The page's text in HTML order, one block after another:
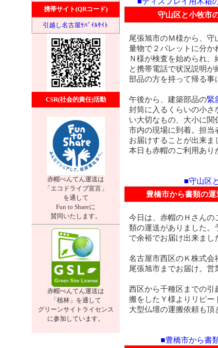
携帯サイト(QRコード)
引越し名古屋ﾓﾊﾞｲﾙｻｲﾄ
CSR(社会的責任)活動
赤帽べんてん運送は
「エコドライブ宣言」
を通して
Fun to Shareに
賛同いたします。
赤帽べんてん運送は
「植林」を通して
グリーンサイトライセンス
に参加しています。
守山区と小牧市
尾張旭市のＭ様から、
量物で２パレットに分か
Ｎ様が検査を始められ
と携帯電話で状況説明
部品の方を持って帰る事
午後から、建築部品の緊
封筒に入るくらいの小さ
い大切なもの、大小に関
市内の現場に到着。担当
お届けすることが出来ま
本日も赤帽のご利用あり
■守山区
豊橋市から書類の
今日は、赤帽のＨさんの
類の運送がありました。
で余裕でお届け出来まし
名古屋市西区のＫ株式会
尾張旭市までお届け。
西区から千種区までの引
搬をしたＹ様よりリピー
大型仏壇の運搬依頼も頂
■豊橋市から書